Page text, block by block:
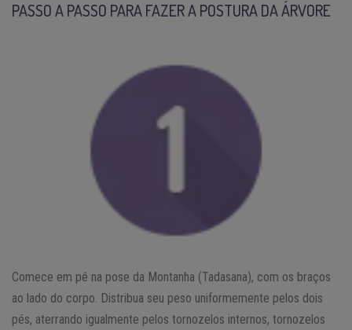
PASSO A PASSO PARA FAZER A POSTURA DA ÁRVORE
Comece em pé na pose da Montanha (Tadasana), com os braços
ao lado do corpo. Distribua seu peso uniformemente pelos dois
pés, aterrando igualmente pelos tornozelos internos, tornozelos